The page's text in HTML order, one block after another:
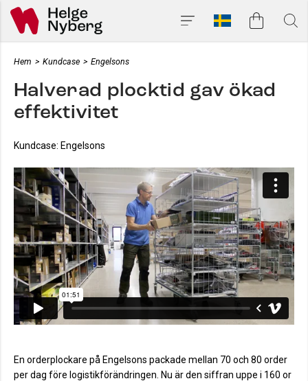
Hem > Kundcase > Engelsons
Halverad plocktid gav ökad
effektivitet
Kundcase: Engelsons
En orderplockare på Engelsons packade mellan 70 och 80 order
per dag före logistikförändringen. Nu är den siffran uppe i 160 or